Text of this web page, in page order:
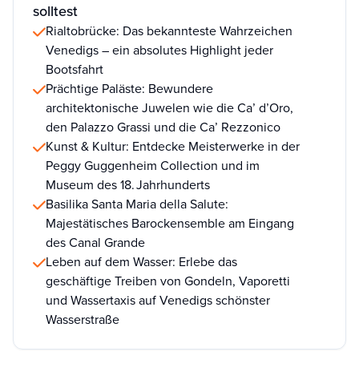
solltest
Rialtobrücke: Das bekannteste Wahrzeichen
Venedigs – ein absolutes Highlight jeder
Bootsfahrt
Prächtige Paläste: Bewundere
architektonische Juwelen wie die Ca’ d’Oro,
den Palazzo Grassi und die Ca’ Rezzonico
Kunst & Kultur: Entdecke Meisterwerke in der
Peggy Guggenheim Collection und im
Museum des 18. Jahrhunderts
Basilika Santa Maria della Salute:
Majestätisches Barockensemble am Eingang
des Canal Grande
Leben auf dem Wasser: Erlebe das
geschäftige Treiben von Gondeln, Vaporetti
und Wassertaxis auf Venedigs schönster
Wasserstraße